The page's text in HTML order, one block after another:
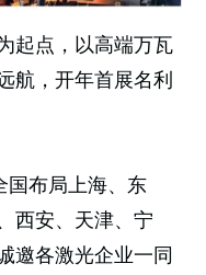
起点，以高端万瓦
航，开年首展名利
国布局上海、东
西安、天津、宁
邀各激光企业一同